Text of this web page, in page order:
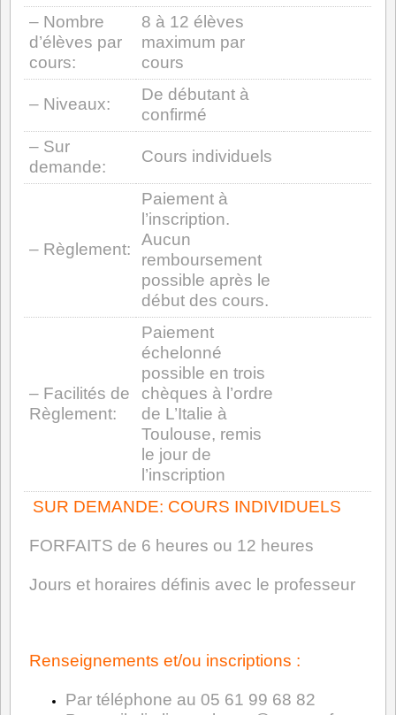
– Nombre
d’élèves par
cours:
8 à 12 élèves
maximum par
cours
– Niveaux:
De débutant à
confirmé
– Sur
demande:
Cours individuels
– Règlement:
Paiement à
l’inscription.
Aucun
remboursement
possible après le
début des cours.
– Facilités de
Règlement:
Paiement
échelonné
possible en trois
chèques à l’ordre
de L’Italie à
Toulouse, remis
le jour de
l’inscription
SUR DEMANDE: COURS INDIVIDUELS
FORFAITS de 6 heures ou 12 heures
Jours et horaires définis avec le professeur
Renseignements et/ou inscriptions :
Par téléphone au 05 61 99 68 82